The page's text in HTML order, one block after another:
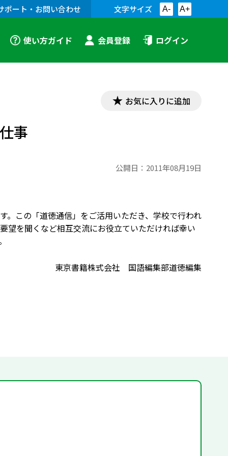
ポート・お問い合わせ 文字サイズ A- A+
使い方ガイド 会員登録 ログイン
お気に入りに追加
事
公開日： 2011年08月19日
。この「道徳通信」をご活用いただき、学校で行われ
望を聞くなど相互交流にお役立ていただければ幸い
東京書籍株式会社 国語編集部道徳編集